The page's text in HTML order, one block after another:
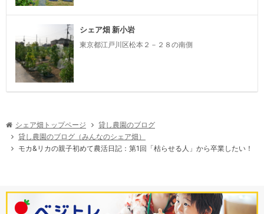
シェア畑 新小岩
東京都江戸川区松本２－２８の南側
シェア畑トップページ 貸し農園のブログ
貸し農園のブログ（みんなのシェア畑）
モカ&リカの親子初めて農活日記：第1回「枯らせる人」から卒業したい！